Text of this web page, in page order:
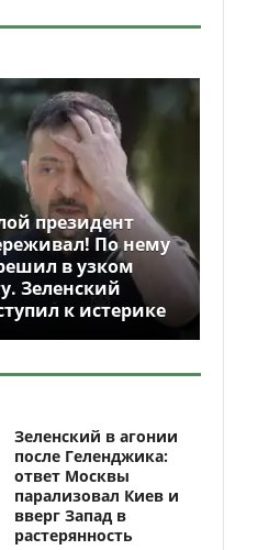
президент
По нему
в узком
Зеленский
к истерике
Зеленский в агонии
после Геленджика:
ответ Москвы
парализовал Киев и
вверг Запад в
растерянность